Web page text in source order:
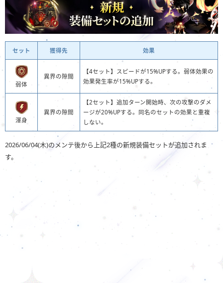
セット 獲得先 効果
弱体
異界の隙間
【4セット】スピードが15%UPする。弱体効果の
効果発生率が15%UPする。
渾身
異界の隙間
【2セット】追加ターン開始時、次の攻撃のダメ
ージが20%UPする。同名のセットの効果と重複
しない。
2026/06/04(木)のメンテ後から上記2種の新規装備セットが追加されま
す。